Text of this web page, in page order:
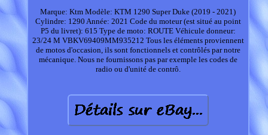
Marque: Ktm Modèle: KTM 1290 Super Duke (2019 - 2021)
Cylindre: 1290 Année: 2021 Code du moteur (est situé au point
P5 du livret): 615 Type de moto: ROUTE Véhicule donneur:
23/24 M VBKV69409MM935212 Tous les éléments proviennent
de motos d'occasion, ils sont fonctionnels et contrôlés par notre
mécanique. Nous ne fournissons pas par exemple les codes de
radio ou d'unité de contrô.